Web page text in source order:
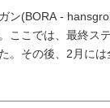
ン(BORA -
ここでは、最終ス
。その後、2月に